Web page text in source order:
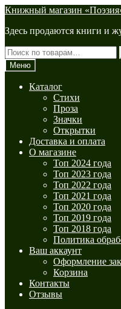
Перейти
навигации
Перейти
содержимому
Книжный магазин
Здесь продаются книги и
Искать:
Меню
Каталог
Стихи
Проза
Значки
Открытки
Доставка и оплата
О магазине
Топ 2024 года
Топ 2023 года
Топ 2022 года
Топ 2021 года
Топ 2020 года
Топ 2019 года
Топ 2018 года
Политика
Ваш аккаунт
Оформление
Корзина
Контакты
Отзывы